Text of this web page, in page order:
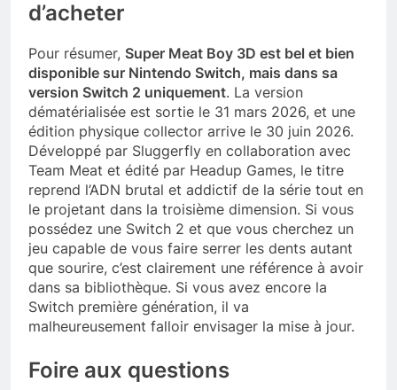
d’acheter
Pour résumer, Super Meat Boy 3D est bel et bien
disponible sur Nintendo Switch, mais dans sa
version Switch 2 uniquement. La version
dématérialisée est sortie le 31 mars 2026, et une
édition physique collector arrive le 30 juin 2026.
Développé par Sluggerfly en collaboration avec
Team Meat et édité par Headup Games, le titre
reprend l’ADN brutal et addictif de la série tout en
le projetant dans la troisième dimension. Si vous
possédez une Switch 2 et que vous cherchez un
jeu capable de vous faire serrer les dents autant
que sourire, c’est clairement une référence à avoir
dans sa bibliothèque. Si vous avez encore la
Switch première génération, il va
malheureusement falloir envisager la mise à jour.
Foire aux questions